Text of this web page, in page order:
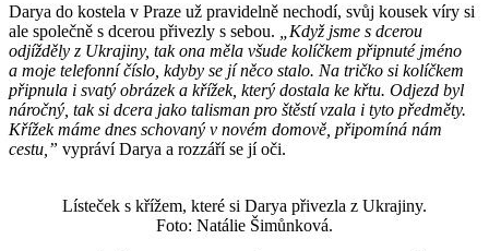
Darya do kostela v Praze už pravidelně nechodí, svůj kousek víry si
ale společně s dcerou přivezly s sebou. „Když jsme s dcerou
odjížděly z Ukrajiny, tak ona měla všude kolíčkem připnuté jméno
a moje telefonní číslo, kdyby se jí něco stalo. Na tričko si kolíčkem
připnula i svatý obrázek a křížek, který dostala ke křtu. Odjezd byl
náročný, tak si dcera jako talisman pro štěstí vzala i tyto předměty.
Křížek máme dnes schovaný v novém domově, připomíná nám
cestu,” vypráví Darya a rozzáří se jí oči.
Lísteček s křížem, které si Darya přivezla z Ukrajiny.
Foto: Natálie Šimůnková.